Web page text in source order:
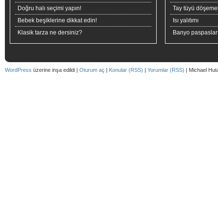
Doğru halı seçimi yapın!
Bebek beşiklerine dikkat edin!
Klasik tarza ne dersiniz?
Tay tüyü
Isı yalıtımı
Banyo
WordPress üzerine inşa edildi | Oturum aç | Konular (RSS) | Yorumlar (RSS) | Michael